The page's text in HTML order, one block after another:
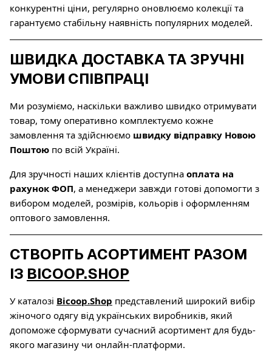
конкурентні ціни, регулярно оновлюємо колекції та
гарантуємо стабільну наявність популярних моделей.
ШВИДКА ДОСТАВКА ТА ЗРУЧНІ
УМОВИ СПІВПРАЦІ
Ми розуміємо, наскільки важливо швидко отримувати
товар, тому оперативно комплектуємо кожне
замовлення та здійснюємо швидку відправку Новою
Поштою по всій Україні.
Для зручності наших клієнтів доступна оплата на
рахунок ФОП, а менеджери завжди готові допомогти з
вибором моделей, розмірів, кольорів і оформленням
оптового замовлення.
СТВОРІТЬ АСОРТИМЕНТ РАЗОМ
ІЗ BICOOP.SHOP
У каталозі Bicoop.Shop представлений широкий вибір
жіночого одягу від українських виробників, який
допоможе сформувати сучасний асортимент для будь-
якого магазину чи онлайн-платформи.